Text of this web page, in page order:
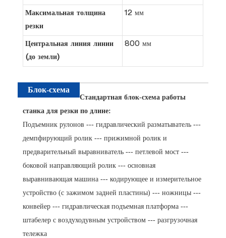
Максимальная толщина
резки
12 мм
Центральная линия линии
(до земли)
800 мм
Блок-схема
Стандартная блок-схема работы
станка для резки по длине:
Подъемник рулонов --- гидравлический разматыватель ---
демпфирующий ролик --- прижимной ролик и
предварительный выравниватель --- петлевой мост ---
боковой направляющий ролик --- основная
выравнивающая машина --- кодирующее и измерительное
устройство (с зажимом задней пластины) --- ножницы ---
конвейер --- гидравлическая подъемная платформа ---
штабелер с воздуходувным устройством --- разгрузочная
тележка